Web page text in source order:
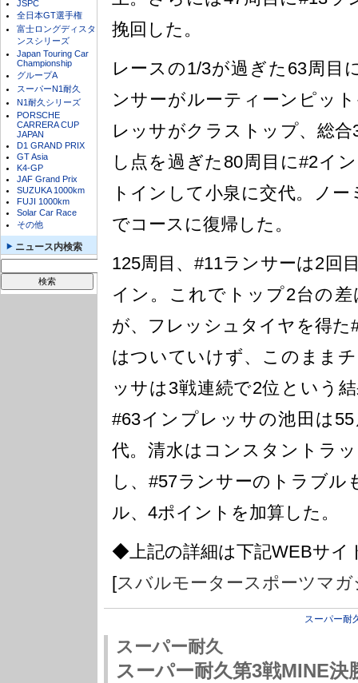
JSPC
全日本GT選手権
富士ロングディスタ
ンスシリーズ
Japan Touring Car
Championship
グループA
スーパーN1耐久
N1耐久シリーズ
PORSCHE
CARRERA CUP
JAPAN
D1 GRAND PRIX
GT Asia
K4-GP
JAF Grand Prix
SUZUKA 1000km
FUJI 1000km
Solar Car Race
その他
ニュース内検索
挽回した。
レースの1/3が過ぎた63周目
ンサーがルーティーンピッ
レッサがクラストップ、総
し点を過ぎた80周目に#2イ
トインして小泉に交代。ノ
でコースに復帰した。
125周目、#11ランサーは2回
イン。これでトップ2台の
が、フレッシュタイヤを得
はついていけず、このまま
ッサは3戦連続で2位という
#63インプレッサの池田は
代。清水はコンスタントラ
し、#57ランサーのトラブル
ル、4ポイントを加算した。
◆上記の詳細は下記WEBサイ
[スバルモータースポーツマガ
スーパー耐
スーパー耐久
スーパー耐久第3戦MINE